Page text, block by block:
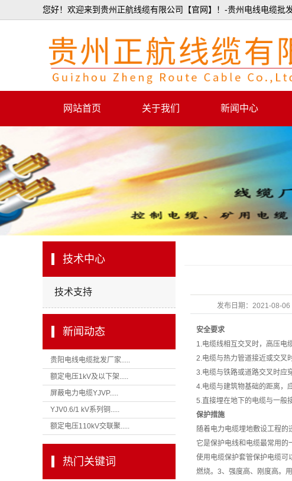
您好！欢迎来到贵州正航线缆有限公司【官网】！-贵州电线电缆批
网站首页 关于我们
公司简介
新闻中心
技术中心
技术支持
新闻动态
贵阳电线电缆批发厂家.....
额定电压1kV及以下架.....
屏蔽电力电缆YJVP.....
YJV0.6/1 kV系列铜.....
额定电压110kV交联聚.....
热门关键词
发布日期： 2021-08-06
安全要求
1.电缆线相互交叉时，高压电
2.电缆与热力管道接近或交叉
3.电缆与铁路或道路交叉时应
4.电缆与建筑物基础的距离，
5.直接埋在地下的电缆与一般
保护措施
随着电力电缆埋地敷设工程
它是保护电线和电缆最常用的
使用电缆保护套管保护电缆可
燃烧。3、强度高、刚度高。